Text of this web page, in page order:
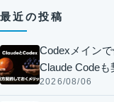
最近の投稿
Codexメイン
Claude Code
2026/08/06